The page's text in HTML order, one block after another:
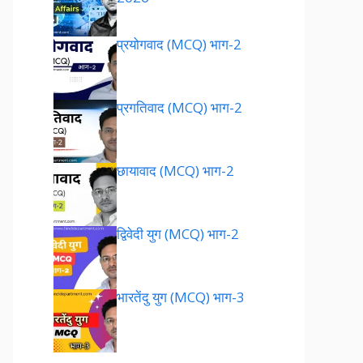
प्रयोगवाद (MCQ) भाग-2
प्रगतिवाद (MCQ) भाग-2
छायावाद (MCQ) भाग-2
द्विवेदी युग (MCQ) भाग-2
भारतेंदु युग (MCQ) भाग-3